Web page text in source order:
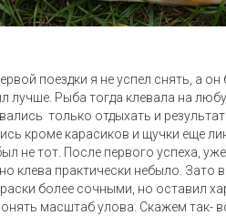
поездки я не успел снять, а
лучше. Рыба тогда клевала на
только отдыхать и
кроме карасиков и щучки еще
не тот. После первого успеха,
клева практически небыло. Зато
более сочными, но оставил
масштаб улова. Скажем так-